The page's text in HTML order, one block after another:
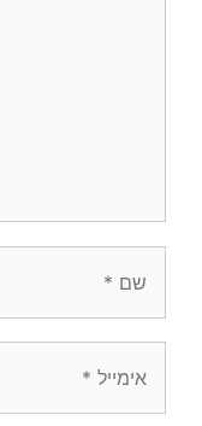
שם
אימייל